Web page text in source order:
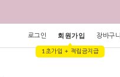
로그인 회원가입
1초가입 + 적립금지급
장바구니